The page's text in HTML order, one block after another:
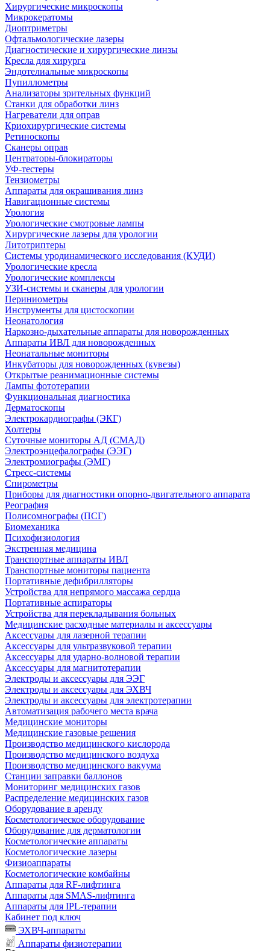
Хирургические микроскопы
Микрокератомы
Диоптриметры
Офтальмологические лазеры
Диагностические и хирургические линзы
Кресла для хирурга
Эндотелиальные микроскопы
Пупиллометры
Анализаторы зрительных функций
Станки для обработки линз
Нагреватели для оправ
Криохирургические системы
Ретиноскопы
Сканеры оправ
Центраторы-блокираторы
УФ-тестеры
Тензиометры
Аппараты для окрашивания линз
Навигационные системы
Урология
Урологические смотровые лампы
Хирургические лазеры для урологии
Литотриптеры
Системы уродинамического исследования (КУДИ)
Урологические кресла
Урологические комплексы
УЗИ-системы и сканеры для урологии
Периниометры
Инструменты для цистоскопии
Неонатология
Наркозно-дыхательные аппараты для новорожденных
Аппараты ИВЛ для новорожденных
Неонатальные мониторы
Инкубаторы для новорожденных (кувезы)
Открытые реанимационные системы
Лампы фототерапии
Функциональная диагностика
Дерматоскопы
Электрокардиографы (ЭКГ)
Холтеры
Суточные мониторы АД (СМАД)
Электроэнцефалографы (ЭЭГ)
Электромиографы (ЭМГ)
Стресс-системы
Спирометры
Приборы для диагностики опорно-двигательного аппарата
Реография
Полисомнографы (ПСГ)
Биомеханика
Психофизиология
Экстренная медицина
Транспортные аппараты ИВЛ
Транспортные мониторы пациента
Портативные дефибрилляторы
Устройства для непрямого массажа сердца
Портативные аспираторы
Устройства для перекладывания больных
Медицинские расходные материалы и аксессуары
Аксессуары для лазерной терапии
Аксессуары для ультразвуковой терапии
Аксессуары для ударно-волновой терапии
Аксессуары для магнитотерапии
Электроды и аксессуары для ЭЭГ
Электроды и аксессуары для ЭХВЧ
Электроды и аксессуары для электротерапии
Автоматизация рабочего места врача
Медицинские мониторы
Медицинские газовые решения
Производство медицинского кислорода
Производство медицинского воздуха
Производство медицинского вакуума
Станции заправки баллонов
Мониторинг медицинских газов
Распределение медицинских газов
Оборудование в аренду
Косметологическое оборудование
Оборудование для дерматологии
Косметологические аппараты
Косметологические лазеры
Физиоаппараты
Косметологические комбайны
Аппараты для RF-лифтинга
Аппараты для SMAS-лифтинга
Аппараты для IPL-терапии
Кабинет под ключ
ЭХВЧ-аппараты
Аппараты физиотерапии